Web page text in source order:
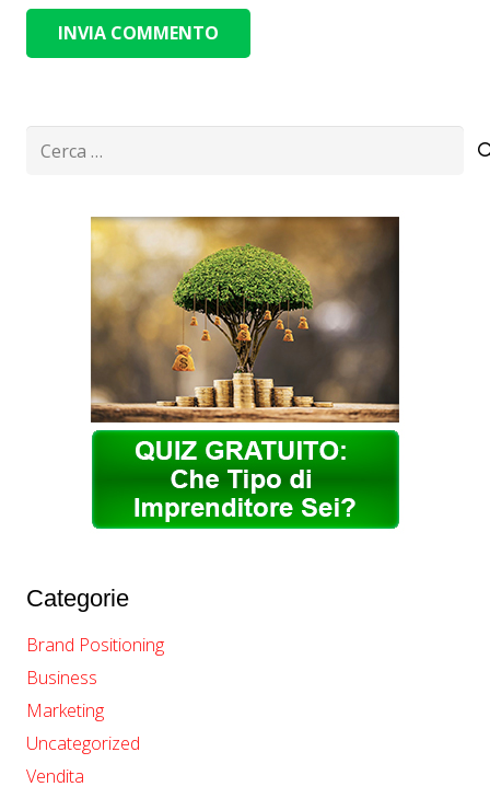
INVIA COMMENTO
Ricerca
Categorie
Brand Positioning
Business
Marketing
Uncategorized
Vendita